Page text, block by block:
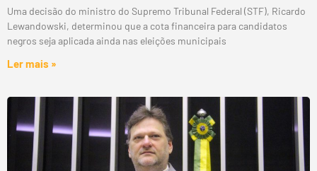
Uma decisão do ministro do Supremo Tribunal Federal (STF), Ricardo
Lewandowski, determinou que a cota financeira para candidatos
negros seja aplicada ainda nas eleições municipais
Ler mais »